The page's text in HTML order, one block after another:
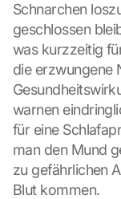
Schnarchen
geschlossen
was kurzzeitig
die erzwungene
warnen
für eine
man den Mund
zu gefährlichen
Blut kommen.